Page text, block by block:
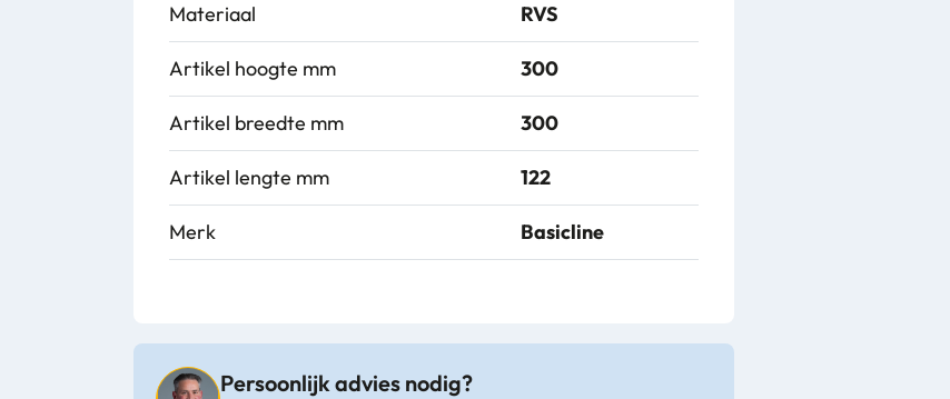
Materiaal RVS
Artikel hoogte mm 300
Artikel breedte mm 300
Artikel lengte mm 122
Merk Basicline
Persoonlijk advies nodig?